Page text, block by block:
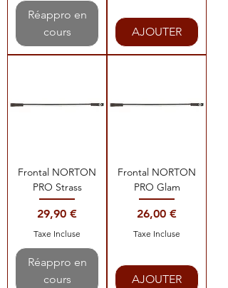
Réappro en
cours
AJOUTER
Frontal NORTON
PRO Strass
Prix
29,90 €
Taxe Incluse
Réappro en
cours
Frontal NORTON
PRO Glam
Prix
26,00 €
Taxe Incluse
AJOUTER